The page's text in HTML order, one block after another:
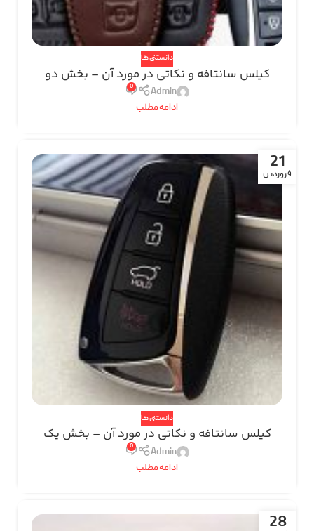
دانستنی ها
کیلس سانتافه و نکاتی در مورد آن – بخش دو
Admin
0
ادامه مطلب
21
فروردین
دانستنی ها
کیلس سانتافه و نکاتی در مورد آن – بخش یک
Admin
0
ادامه مطلب
28